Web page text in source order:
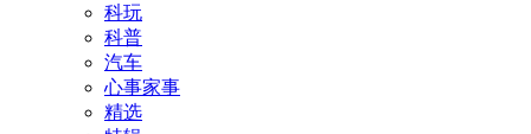
科玩
科普
汽车
心事家事
精选